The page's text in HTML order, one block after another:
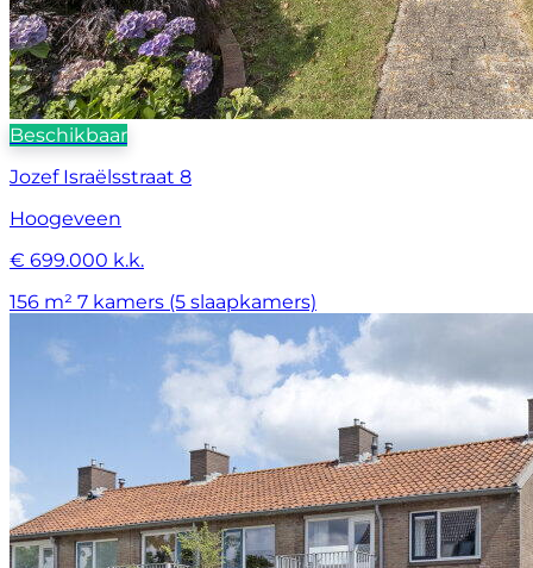
Beschikbaar
Jozef Israëlsstraat 8
Hoogeveen
€ 699.000 k.k.
156 m² 7 kamers (5 slaapkamers)